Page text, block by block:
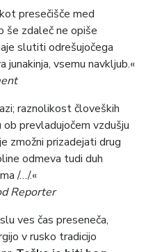
presečišče med
še zdaleč ne opiše
slutiti odrešujočega
junakinja, vsemu navkljub.«
raznolikost človeških
prevladujočem vzdušju
zmožni prizadejati drug
odmeva tudi duh
/…/.«
Reporter
ves čas preseneča,
v rusko tradicijo